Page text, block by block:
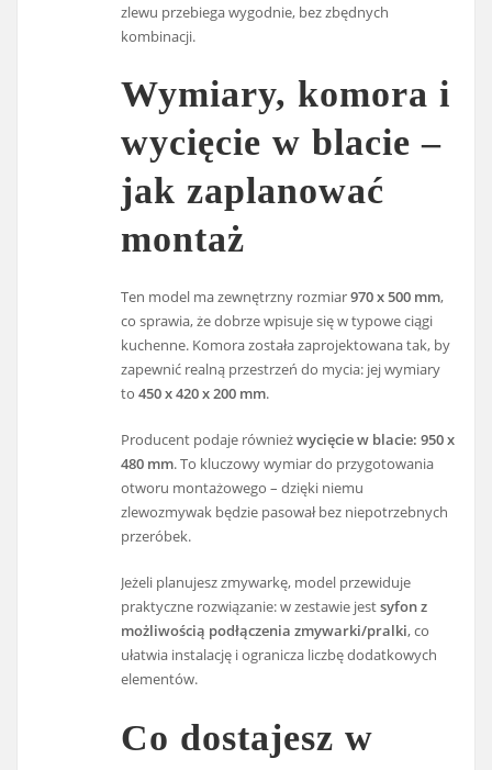
zlewu przebiega wygodnie, bez zbędnych
kombinacji.
Wymiary, komora i
wycięcie w blacie –
jak zaplanować
montaż
Ten model ma zewnętrzny rozmiar970 x 500 mm,
co sprawia, że dobrze wpisuje się w typowe ciągi
kuchenne. Komora została zaprojektowana tak, by
zapewnić realną przestrzeń do mycia: jej wymiary
to450 x 420 x 200 mm.
Producent podaje równieżwycięcie w blacie: 950 x
480 mm. To kluczowy wymiar do przygotowania
otworu montażowego – dzięki niemu
zlewozmywak będzie pasował bez niepotrzebnych
przeróbek.
Jeżeli planujesz zmywarkę, model przewiduje
praktyczne rozwiązanie: w zestawie jestsyfon z
możliwością podłączenia zmywarki/pralki, co
ułatwia instalację i ogranicza liczbę dodatkowych
elementów.
Co dostajesz w